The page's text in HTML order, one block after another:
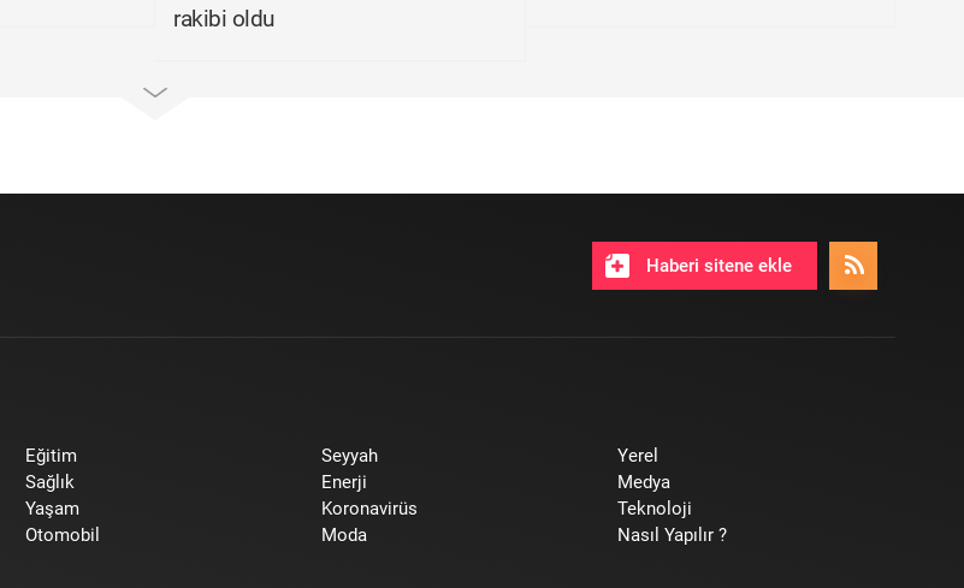
rakibi oldu
Haberi sitene ekle
Eğitim
Sağlık
Yaşam
Otomobil
Seyyah
Enerji
Koronavirüs
Moda
Yerel
Medya
Teknoloji
Nasıl Yapılır ?